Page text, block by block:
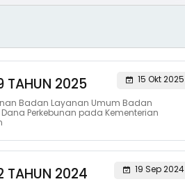
TAHUN 2025
15 Okt 2025
Badan Layanan Umum Badan
Perkebunan pada Kementerian
TAHUN 2024
19 Sep 2024